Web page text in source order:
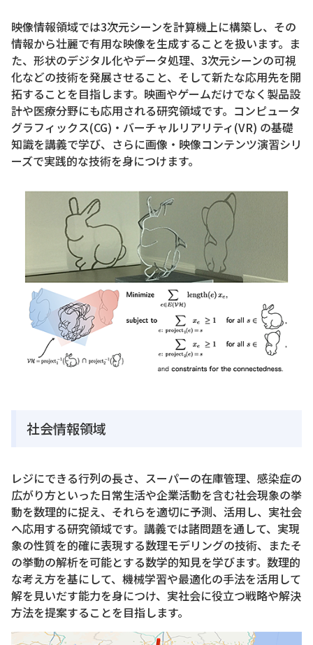
映像情報領域では3次元シーンを計算機上に構築し、その
情報から壮麗で有用な映像を生成することを扱います。ま
た、形状のデジタル化やデータ処理、3次元シーンの可視
化などの技術を発展させること、そして新たな応用先を開
拓することを目指します。映画やゲームだけでなく製品設
計や医療分野にも応用される研究領域です。コンピュータ
グラフィックス(CG)・バーチャルリアリティ(VR) の基礎
知識を講義で学び、さらに画像・映像コンテンツ演習シリ
ーズで実践的な技術を身につけます。
社会情報領域
レジにできる行列の長さ、スーパーの在庫管理、感染症の
広がり方といった日常生活や企業活動を含む社会現象の挙
動を数理的に捉え、それらを適切に予測、活用し、実社会
へ応用する研究領域です。講義では諸問題を通して、実現
象の性質を的確に表現する数理モデリングの技術、またそ
の挙動の解析を可能とする数学的知見を学びます。数理的
な考え方を基にして、機械学習や最適化の手法を活用して
解を見いだす能力を身につけ、実社会に役立つ戦略や解決
方法を提案することを目指します。